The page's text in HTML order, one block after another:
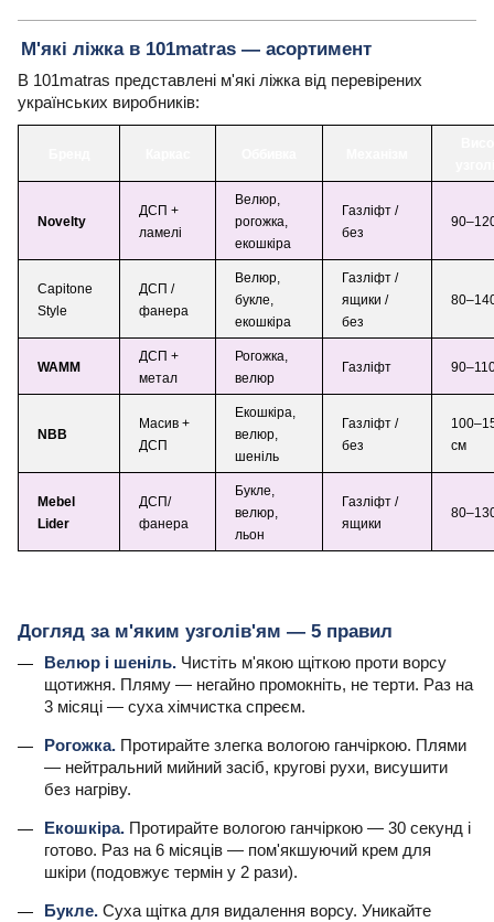
М'які ліжка в 101matras — асортимент
В 101matras представлені м'які ліжка від перевірених
українських виробників:
Novelty
ДСП +
ламелі
Велюр,
рогожка,
екошкіра
Газліфт /
без
Capitone
Style
ДСП /
фанера
Велюр,
букле,
екошкіра
Газліфт /
ящики /
без
WAMM
ДСП +
метал
Рогожка,
велюр
Газліфт
NBB
Масив +
ДСП
Екошкіра,
велюр,
шеніль
Газліфт /
без
см
Mebel
Lider
ДСП/
фанера
Букле,
велюр,
льон
Газліфт /
ящики
Догляд за м'яким узголів'ям — 5 правил
Велюр і шеніль. Чистіть м'якою щіткою проти ворсу
щотижня. Пляму — негайно промокніть, не терти. Раз на
3 місяці — суха хімчистка спреєм.
Рогожка. Протирайте злегка вологою ганчіркою. Плями
— нейтральний мийний засіб, кругові рухи, висушити
без нагріву.
Екошкіра. Протирайте вологою ганчіркою — 30 секунд і
готово. Раз на 6 місяців — пом'якшуючий крем для
шкіри (подовжує термін у 2 рази).
Букле. Суха щітка для видалення ворсу. Уникайте